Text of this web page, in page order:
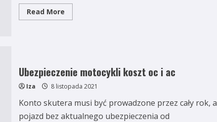
Read MoreRead
more
wyjeździe.
Ubezpieczenie motocykli koszt oc i ac
Iza 8 listopada 2021
Konto skutera musi być prowadzone przez cały rok, a
pojazd bez aktualnego ubezpieczenia od